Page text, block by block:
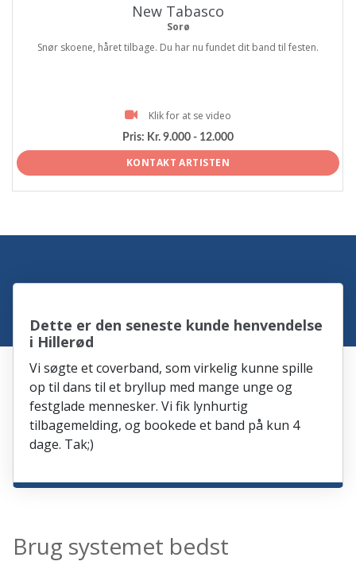
New Tabasco
Sorø
Snør skoene, håret tilbage. Du har nu fundet dit band til festen.
Klik for at se video
Pris: Kr. 9.000 - 12.000
KONTAKT ARTISTEN
Dette er den seneste kunde henvendelse
i Hillerød
Vi søgte et coverband, som virkelig kunne spille
op til dans til et bryllup med mange unge og
festglade mennesker. Vi fik lynhurtig
tilbagemelding, og bookede et band på kun 4
dage. Tak;)
Brug systemet bedst